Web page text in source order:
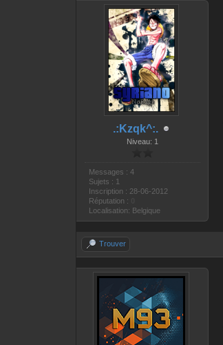
.:Kzqk^:.
Niveau: 1
Messages : 4
Sujets : 1
Inscription : 28-06-2012
Réputation :
Localisation: Belgique
Trouver